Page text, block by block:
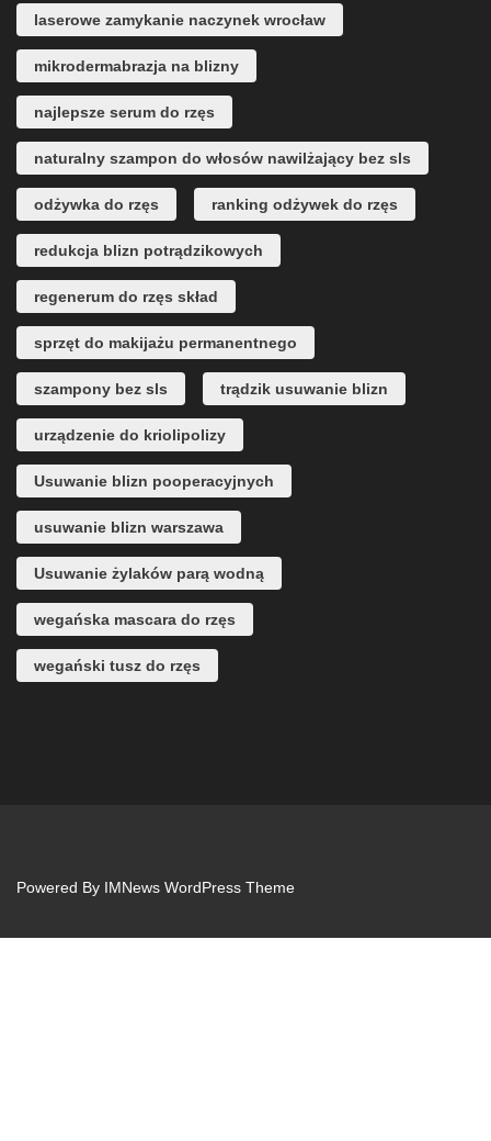
laserowe zamykanie naczynek wrocław
mikrodermabrazja na blizny
najlepsze serum do rzęs
naturalny szampon do włosów nawilżający bez sls
odżywka do rzęs ranking odżywek do rzęs
redukcja blizn potrądzikowych
regenerum do rzęs skład
sprzęt do makijażu permanentnego
szampony bez sls trądzik usuwanie blizn
urządzenie do kriolipolizy
Usuwanie blizn pooperacyjnych
usuwanie blizn warszawa
Usuwanie żylaków parą wodną
wegańska mascara do rzęs
wegański tusz do rzęs
Powered By IMNews WordPress Theme